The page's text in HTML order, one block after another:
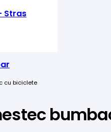
Stras
cu biciclete